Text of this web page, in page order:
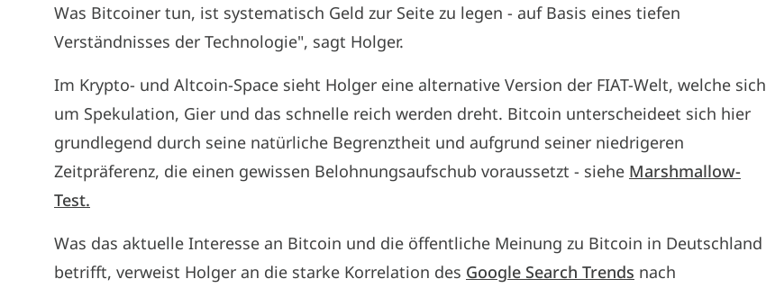
Was Bitcoiner tun, ist systematisch Geld zur Seite zu legen - auf Basis eines tiefen
Verständnisses der Technologie", sagt Holger.
Im Krypto- und Altcoin-Space sieht Holger eine alternative Version der FIAT-Welt, welche sich
um Spekulation, Gier und das schnelle reich werden dreht. Bitcoin unterscheideet sich hier
grundlegend durch seine natürliche Begrenztheit und aufgrund seiner niedrigeren
Zeitpräferenz, die einen gewissen Belohnungsaufschub voraussetzt - siehe Marshmallow-
Test.
Was das aktuelle Interesse an Bitcoin und die öffentliche Meinung zu Bitcoin in Deutschland
betrifft, verweist Holger an die starke Korrelation des Google Search Trends nach